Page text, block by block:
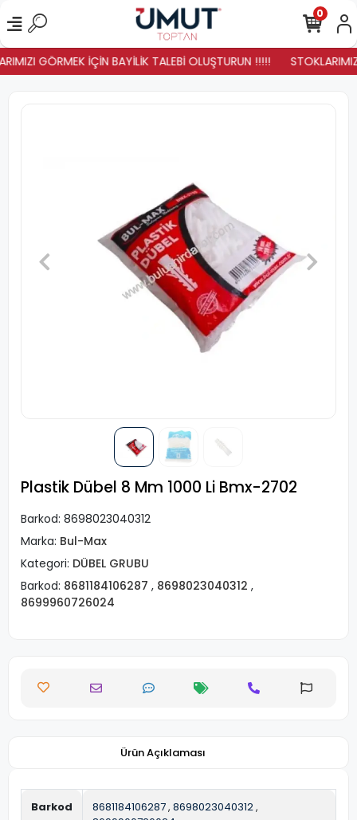
GÖRMEK İÇİN BAYİLİK TALEBİ OLUŞTURUN !!!!!
0
Plastik Dübel 8 Mm 1000 Li Bmx-2702
Barkod: 8698023040312
Marka: Bul-Max
Kategori: DÜBEL GRUBU
Barkod: 8681184106287 , 8698023040312 ,
8699960726024
Ürün Açıklaması
Barkod 8681184106287, 8698023040312,